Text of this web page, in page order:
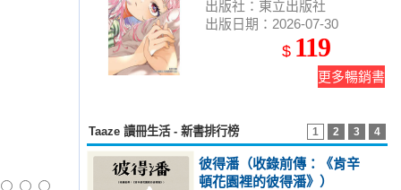
出版社：東立出版社
出版日期：2026-07-30
$ 119
更多暢銷書
1 2 3 4
Taaze 讀冊生活 - 新書排行榜
彼得潘（收錄前傳：《肯辛
頓花園裡的彼得潘》）